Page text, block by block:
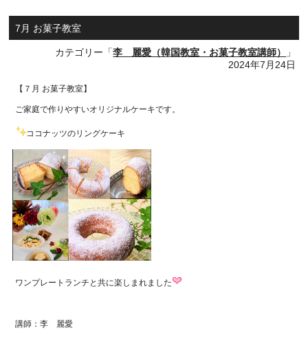
7月 お菓子教室
カテゴリー「李 麗愛（韓国教室・お菓子教室講師）
」
2024年7月24日
【７月 お菓子教室】
ご家庭で作りやすいオリジナルケーキです。
ココナッツのリングケーキ
ワンプレートランチと共に楽しまれました
講師：李 麗愛